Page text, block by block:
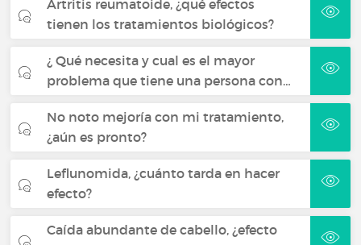
Artritis reumatoide, ¿qué efectos
tienen los tratamientos biológicos?
¿ Qué necesita y cual es el mayor
problema que tiene una persona con…
No noto mejoría con mi tratamiento,
¿aún es pronto?
Leflunomida, ¿cuánto tarda en hacer
efecto?
Caída abundante de cabello, ¿efecto